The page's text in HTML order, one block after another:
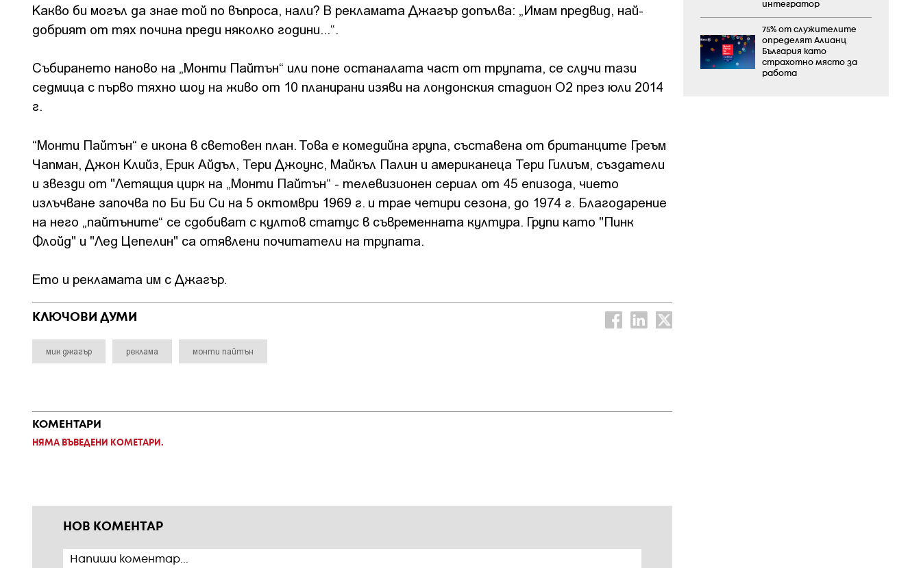
Какво би могъл да знае той по въпроса, нали? В рекламата Джагър допълва: „Имам предвид, най-
добрият от тях почина преди няколко години...“.
Събирането наново на „Монти Пайтън“ или поне останалата част от трупата, се случи тази
седмица с първо тяхно шоу на живо от 10 планирани изяви на лондонския стадион O2 през юли 2014
г.
“Монти Пайтън“ е икона в световен план. Това е комедийна група, съставена от британците Греъм
Чапман, Джон Клийз, Ерик Айдъл, Тери Джоунс, Майкъл Палин и американеца Тери Гилиъм, създатели
и звезди от "Летящия цирк на „Монти Пайтън“ - телевизионен сериал от 45 епизода, чието
излъчване започва по Би Би Си на 5 октомври 1969 г. и трае четири сезона, до 1974 г. Благодарение
на него „пайтъните“ се сдобиват с култов статус в съвременната култура. Групи като "Пинк
Флойд" и "Лед Цепелин" са отявлени почитатели на трупата.
Ето и рекламата им с Джагър.
КЛЮЧОВИ ДУМИ
мик джагър реклама монти пайтън
КОМЕНТАРИ
НЯМА ВЪВЕДЕНИ КОМЕТАРИ.
НОВ КОМЕНТАР
интегратор
75% от служителите
определят Алианц
България като
страхотно място за
работа